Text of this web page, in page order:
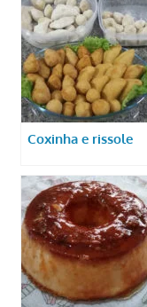
Coxinha e rissole